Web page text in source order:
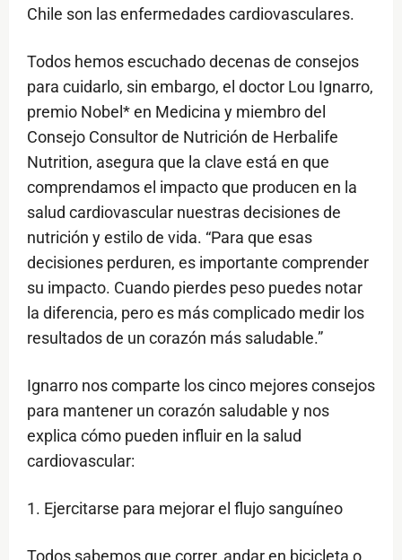
Chile son las enfermedades cardiovasculares.
Todos hemos escuchado decenas de consejos
para cuidarlo, sin embargo, el doctor Lou Ignarro,
premio Nobel* en Medicina y miembro del
Consejo Consultor de Nutrición de Herbalife
Nutrition, asegura que la clave está en que
comprendamos el impacto que producen en la
salud cardiovascular nuestras decisiones de
nutrición y estilo de vida. “Para que esas
decisiones perduren, es importante comprender
su impacto. Cuando pierdes peso puedes notar
la diferencia, pero es más complicado medir los
resultados de un corazón más saludable.”
Ignarro nos comparte los cinco mejores consejos
para mantener un corazón saludable y nos
explica cómo pueden influir en la salud
cardiovascular:
1. Ejercitarse para mejorar el flujo sanguíneo